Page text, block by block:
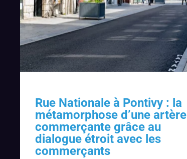
Rue Nationale à Pontivy : la
métamorphose d’une artère
commerçante grâce au
dialogue étroit avec les
commerçants